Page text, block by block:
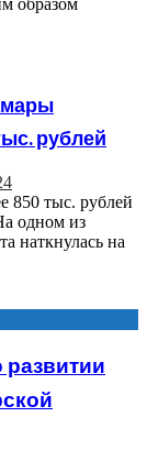
рублей
850 тыс. рублей
одном из
наткнулась на